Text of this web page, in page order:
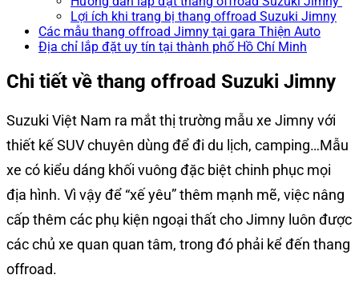
Lợi ích khi trang bị thang offroad Suzuki Jimny
Các mẫu thang offroad Jimny tại gara Thiện Auto
Địa chỉ lắp đặt uy tín tại thành phố Hồ Chí Minh
Chi tiết về thang offroad Suzuki Jimny
Suzuki Việt Nam ra mắt thị trường mẫu xe Jimny với
thiết kế SUV chuyên dùng để đi du lịch, camping…Mẫu
xe có kiểu dáng khối vuông đặc biệt chinh phục mọi
địa hình. Vì vậy để “xế yêu” thêm mạnh mẽ, việc nâng
cấp thêm các phụ kiện ngoại thất cho Jimny luôn được
các chủ xe quan quan tâm, trong đó phải kể đến thang
offroad.